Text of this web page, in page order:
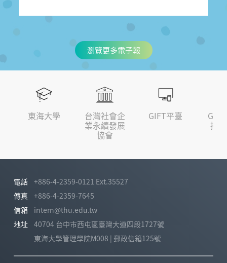
瀏覽更多電子報
東海大學 台灣社會企
業永續發展
協會
GIFT平臺
接
電話
+886-4-2359-0121 Ext.35527
傳真
+886-4-2359-7645
信箱
intern@thu.edu.tw
地址
40704 台中市西屯區臺灣大道四段1727號
東海大學管理學院M008 | 郵政信箱125號